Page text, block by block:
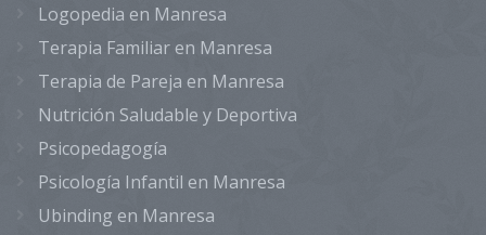
Logopedia en Manresa
Terapia Familiar en Manresa
Terapia de Pareja en Manresa
Nutrición Saludable y Deportiva
Psicopedagogía
Psicología Infantil en Manresa
Ubinding en Manresa